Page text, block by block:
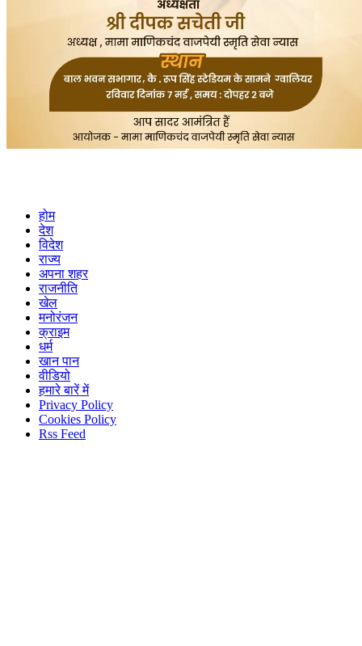
होम
देश
विदेश
राज्य
अपना शहर
राजनीति
खेल
मनोरंजन
क्राइम
धर्म
खान पान
वीडियो
हमारे बारें में
Privacy Policy
Cookies Policy
Rss Feed